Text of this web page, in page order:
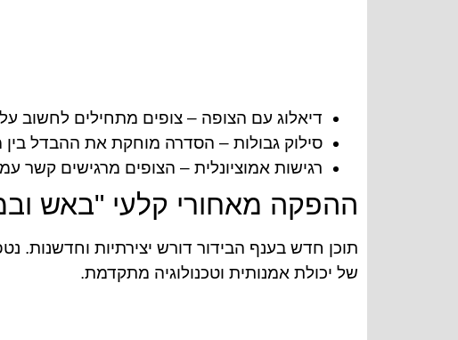
דיאלוג עם הצופה – צופים מתחילים לחשוב על
סילוק גבולות – הסדרה מוחקת את ההבדל
רגישות אמוציונלית – הצופים מרגישים קשר
ההפקה מאחורי קלעי "באש
תוכן חדש בענף הבידור דורש יצירתיות וחדשנות.
של יכולת אמנותית וטכנולוגיה מתקדמת.